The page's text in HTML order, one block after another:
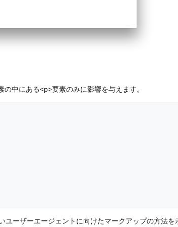
中にある<p>要素のみに影響を与えます。
ーザーエージェントに向けたマークアップの方法を